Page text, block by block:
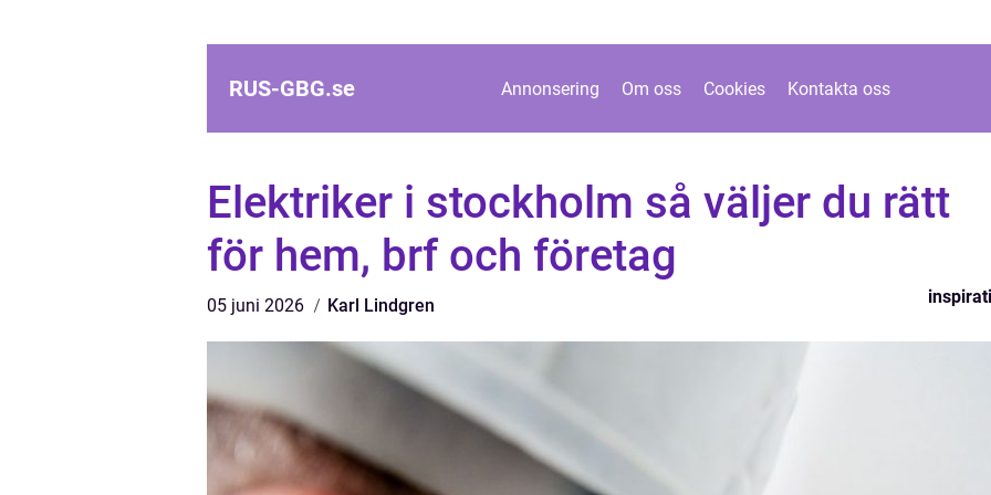
RUS-GBG.se Annonsering Om oss Cookies Kontakta oss
Elektriker i stockholm så väljer du rätt
för hem, brf och företag
05 juni 2026 Karl Lindgren